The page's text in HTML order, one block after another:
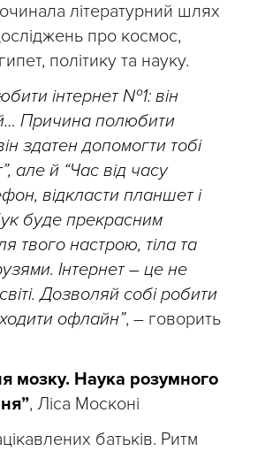
літературний шлях
про космос,
політику та науку.
інтернет №1: він
Причина полюбити
здатен допомогти тобі
але й “Час від часу
відкласти планшет і
буде прекрасним
твого настрою, тіла та
Інтернет – це не
Дозволяй собі робити
офлайн”, – говорить
мозку. Наука розумного
, Ліса Москоні
батьків. Ритм